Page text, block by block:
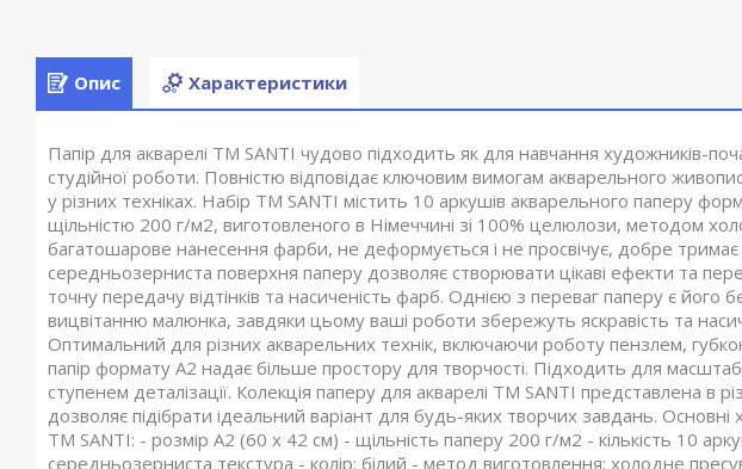
Опис Характеристики
Папір для акварелі ТМ SANTI чудово підходить як для навчання художників-
студійної роботи. Повністю відповідає ключовим вимогам акварельного
у різних техніках. Набір ТМ SANTI містить 10 аркушів акварельного паперу
щільністю 200 г/м2, виготовленого в Німеччині зі 100% целюлози, методом
багатошарове нанесення фарби, не деформується і не просвічує, добре тримає
середньозерниста поверхня паперу дозволяє створювати цікаві ефекти та
точну передачу відтінків та насиченість фарб. Однією з переваг паперу є його
вицвітанню малюнка, завдяки цьому ваші роботи збережуть яскравість та
Оптимальний для різних акварельних технік, включаючи роботу пензлем,
папір формату А2 надає більше простору для творчості. Підходить для
ступенем деталізації. Колекція паперу для акварелі ТМ SANTI представлена в
дозволяє підібрати ідеальний варіант для будь-яких творчих завдань. Основні
ТМ SANTI: - розмір А2 (60 х 42 см) - щільність паперу 200 г/м2 - кількість 10
середньозерниста текстура - колір: білий - метод виготовлення: холодне